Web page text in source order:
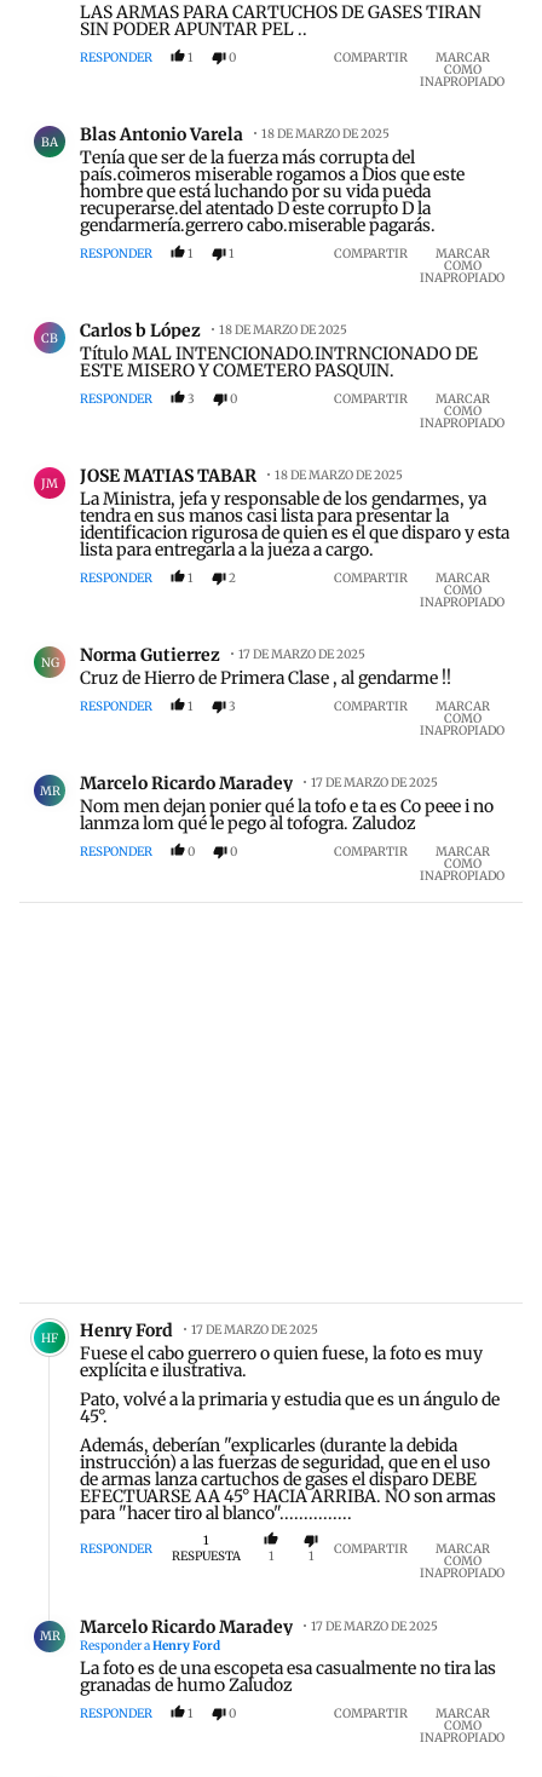
LAS ARMAS PARA CARTUCHOS DE GASES TIRAN
SIN PODER APUNTAR PEL ..
RESPONDER 1 0 COMPARTIR MARCAR
COMO
INAPROPIADO
BA Blas Antonio Varela 18 DE MARZO DE 2025
Tenía que ser de la fuerza más corrupta del
país.coimeros miserable rogamos a Dios que este
hombre que está luchando por su vida pueda
recuperarse.del atentado D este corrupto D la
gendarmería.gerrero cabo.miserable pagarás.
RESPONDER 1 1 COMPARTIR MARCAR
COMO
INAPROPIADO
CB Carlos b López 18 DE MARZO DE 2025
Título MAL INTENCIONADO.INTRNCIONADO DE
ESTE MISERO Y COMETERO PASQUIN.
RESPONDER 3 0 COMPARTIR MARCAR
COMO
INAPROPIADO
JM JOSE MATIAS TABAR 18 DE MARZO DE 2025
La Ministra, jefa y responsable de los gendarmes, ya
tendra en sus manos casi lista para presentar la
identificacion rigurosa de quien es el que disparo y esta
lista para entregarla a la jueza a cargo.
RESPONDER 1 2 COMPARTIR MARCAR
COMO
INAPROPIADO
NG Norma Gutierrez 17 DE MARZO DE 2025
Cruz de Hierro de Primera Clase , al gendarme !!
RESPONDER 1 3 COMPARTIR MARCAR
COMO
INAPROPIADO
MR Marcelo Ricardo Maradey 17 DE MARZO DE 2025
Nom men dejan ponier qué la tofo e ta es Co peee i no
lanmza lom qué le pego al tofogra. Zaludoz
RESPONDER 0 0 COMPARTIR MARCAR
COMO
INAPROPIADO
Comentario de Henry Ford.
HF Henry Ford 17 DE MARZO DE 2025
Fuese el cabo guerrero o quien fuese, la foto es muy
explícita e ilustrativa.
Pato, volvé a la primaria y estudia que es un ángulo de
45°.
Además, deberían "explicarles (durante la debida
instrucción) a las fuerzas de seguridad, que en el uso
de armas lanza cartuchos de gases el disparo DEBE
EFECTUARSE AA 45° HACIA ARRIBA. NO son armas
para "hacer tiro al blanco"...............
RESPONDER
1
RESPUESTA
1 1 COMPARTIR MARCAR
COMO
INAPROPIADO
MR Marcelo Ricardo Maradey
17 DE MARZO DE 2025
Responder aHenry Ford
La foto es de una escopeta esa casualmente no tira las
granadas de humo Zaludoz
RESPONDER 1 0 COMPARTIR MARCAR
COMO
INAPROPIADO